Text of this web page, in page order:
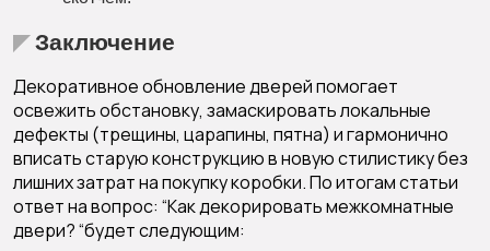
Заключение
Декоративное обновление дверей помогает
освежить обстановку, замаскировать локальные
дефекты (трещины, царапины, пятна) и гармонично
вписать старую конструкцию в новую стилистику без
лишних затрат на покупку коробки. По итогам статьи
ответ на вопрос: “Как декорировать межкомнатные
двери? “будет следующим: